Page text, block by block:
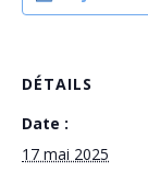
DÉTAILS
Date :
17 mai 2025